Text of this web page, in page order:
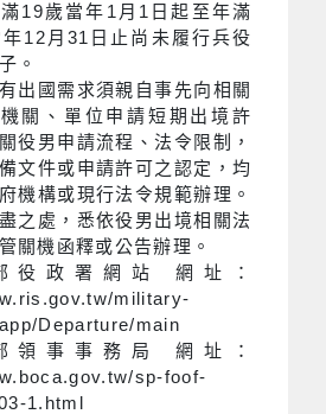
19歲當年1月1日起至年滿
12月31日止尚未履行兵役
。
出國需求須親自事先向相關
關、單位申請短期出境許
役男申請流程、法令限制，
文件或申請許可之認定，均
機構或現行法令規範辦理。
之處，悉依役男出境相關法
關機函釋或公告辦理。
役政署網站 網址：
military-
Departure/main
領事事務局 網址：
sp-foof-
1.html